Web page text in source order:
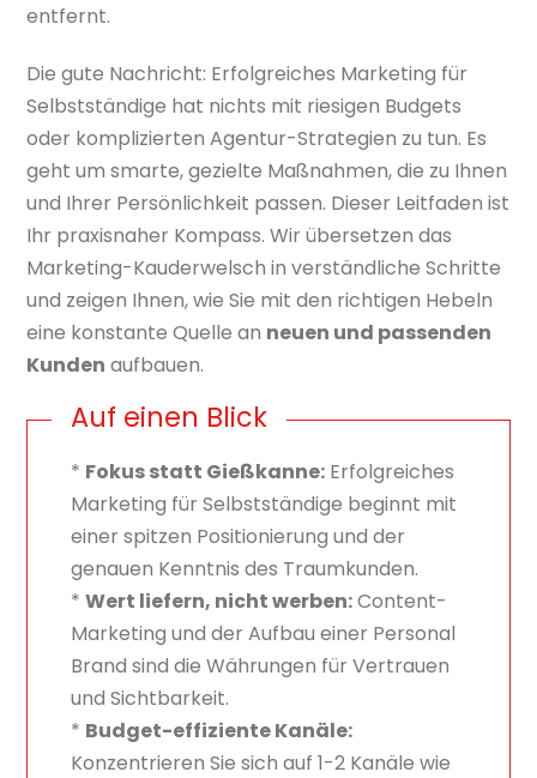
entfernt.
Die gute Nachricht: Erfolgreiches Marketing für
Selbstständige hat nichts mit riesigen Budgets
oder komplizierten Agentur-Strategien zu tun. Es
geht um smarte, gezielte Maßnahmen, die zu Ihnen
und Ihrer Persönlichkeit passen. Dieser Leitfaden ist
Ihr praxisnaher Kompass. Wir übersetzen das
Marketing-Kauderwelsch in verständliche Schritte
und zeigen Ihnen, wie Sie mit den richtigen Hebeln
eine konstante Quelle an neuen und passenden
Kunden aufbauen.
Auf einen Blick
* Fokus statt Gießkanne:Erfolgreiches
Marketing für Selbstständige beginnt mit
einer spitzen Positionierung und der
genauen Kenntnis des Traumkunden.
* Wert liefern, nicht werben:Content-
Marketing und der Aufbau einer Personal
Brand sind die Währungen für Vertrauen
und Sichtbarkeit.
* Budget-effiziente Kanäle:
Konzentrieren Sie sich auf 1-2 Kanäle wie